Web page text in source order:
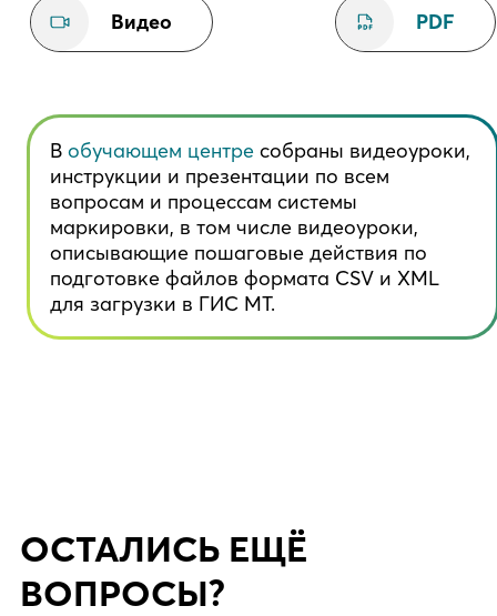
Видео PDF
В обучающем центре собраны видеоуроки,
инструкции и презентации по всем
вопросам и процессам системы
маркировки, в том числе видеоуроки,
описывающие пошаговые действия по
подготовке файлов формата CSV и XML
для загрузки в ГИС МТ.
ОСТАЛИСЬ ЕЩЁ
ВОПРОСЫ?